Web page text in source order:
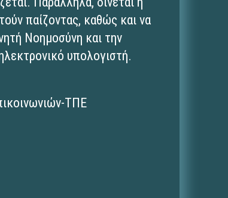
παίζοντας, καθώς και να
Νοημοσύνη και την
υπολογιστή.
ΤΠΕ